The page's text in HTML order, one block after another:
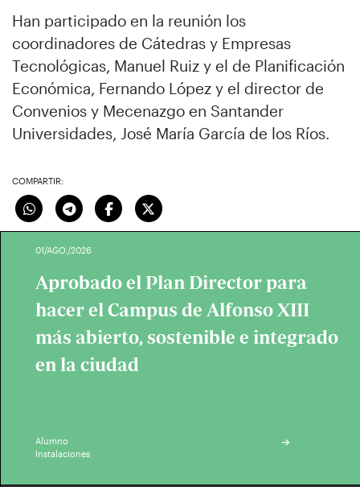
Han participado en la reunión los
coordinadores de Cátedras y Empresas
Tecnológicas, Manuel Ruiz y el de Planificación
Económica, Fernando López y el director de
Convenios y Mecenazgo en Santander
Universidades, José María García de los Ríos.
COMPARTIR:
01/AGO./2026
Aprobado el Plan Director para
hacer el Campus de Alfonso XIII
más abierto, sostenible e integrado
en la ciudad
Alumno
Instalaciones